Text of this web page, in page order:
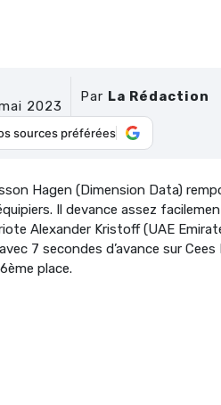
2023
Par La Rédaction
sources préférées
Hagen (Dimension Data)
Il devance assez
Alexander Kristoff (UAE
7 secondes d’avance sur
place.